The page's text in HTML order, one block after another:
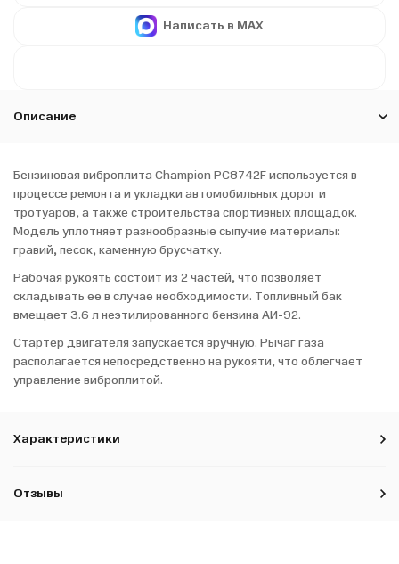
Написать в MAX
Описание
Бензиновая виброплита Champion PC8742F используется в
процессе ремонта и укладки автомобильных дорог и
тротуаров, а также строительства спортивных площадок.
Модель уплотняет разнообразные сыпучие материалы:
гравий, песок, каменную брусчатку.
Рабочая рукоять состоит из 2 частей, что позволяет
складывать ее в случае необходимости. Топливный бак
вмещает 3.6 л неэтилированного бензина АИ-92.
Стартер двигателя запускается вручную. Рычаг газа
располагается непосредственно на рукояти, что облегчает
управление виброплитой.
Характеристики
Отзывы